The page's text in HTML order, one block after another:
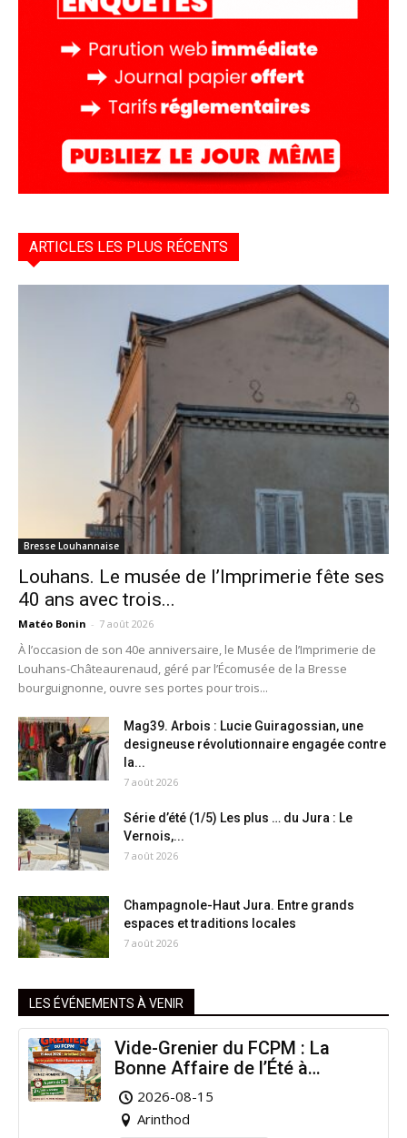
ARTICLES LES PLUS RÉCENTS
Bresse Louhannaise
Louhans. Le musée de l’Imprimerie fête ses
40 ans avec trois...
Matéo Bonin - 7 août 2026
À l’occasion de son 40e anniversaire, le Musée de l’Imprimerie de
Louhans-Châteaurenaud, géré par l’Écomusée de la Bresse
bourguignonne, ouvre ses portes pour trois...
Mag39. Arbois : Lucie Guiragossian, une
designeuse révolutionnaire engagée contre
la...
7 août 2026
Série d’été (1/5) Les plus … du Jura : Le
Vernois,...
7 août 2026
Champagnole-Haut Jura. Entre grands
espaces et traditions locales
7 août 2026
LES ÉVÉNEMENTS À VENIR
Vide-Grenier du FCPM : La
Bonne Affaire de l’Été à
Arinthod !
2026-08-15
Arinthod